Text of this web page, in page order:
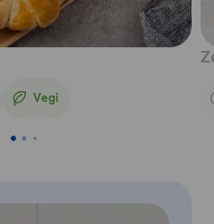
Vegi
Vegetarisch